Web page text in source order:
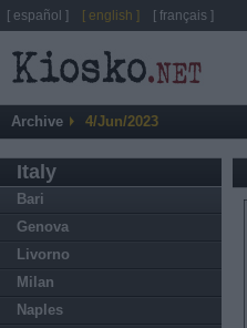
Archive 4/Jun/2023
Italy
Bari
Genova
Livorno
Milan
Naples
[ español ] [ english ] [ français ]